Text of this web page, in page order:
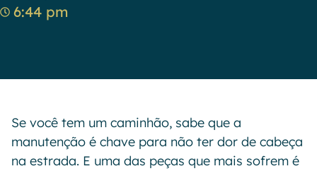
6:44 pm
Se você tem um caminhão, sabe que a
manutenção é chave para não ter dor de cabeça
na estrada. E uma das peças que mais sofrem é